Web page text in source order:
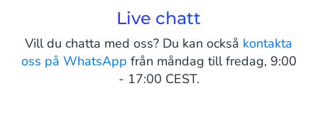
Live chatt
Vill du chatta med oss? Du kan också kontakta
oss på WhatsApp från måndag till fredag, 9:00
- 17:00 CEST.